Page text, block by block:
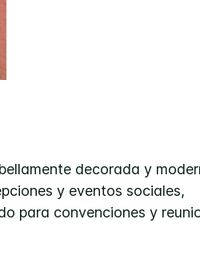
decorada y
y eventos sociales,
para convenciones y